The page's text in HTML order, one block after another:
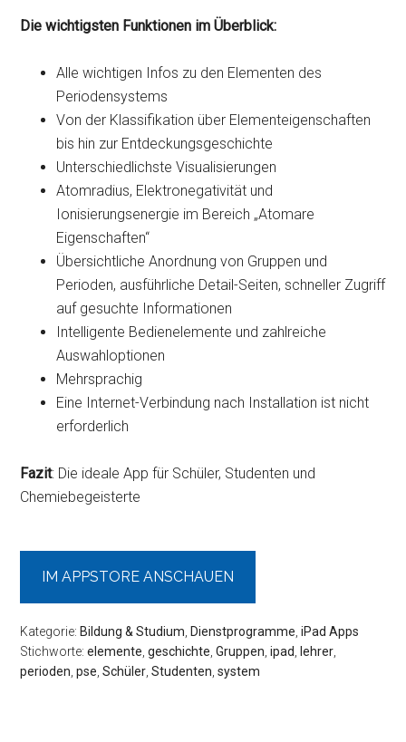
Die wichtigsten Funktionen im Überblick:
Alle wichtigen Infos zu den Elementen des
Periodensystems
Von der Klassifikation über Elementeigenschaften
bis hin zur Entdeckungsgeschichte
Unterschiedlichste Visualisierungen
Atomradius, Elektronegativität und
Ionisierungsenergie im Bereich „Atomare
Eigenschaften“
Übersichtliche Anordnung von Gruppen und
Perioden, ausführliche Detail-Seiten, schneller Zugriff
auf gesuchte Informationen
Intelligente Bedienelemente und zahlreiche
Auswahloptionen
Mehrsprachig
Eine Internet-Verbindung nach Installation ist nicht
erforderlich
Fazit: Die ideale App für Schüler, Studenten und
Chemiebegeisterte
IM APPSTORE ANSCHAUEN
Kategorie: Bildung & Studium Dienstprogramme ,iPad Apps
Stichworte:elemente ,geschichte ,Gruppen ,ipad lehrer
perioden ,pse ,Schüler ,Studenten ,system